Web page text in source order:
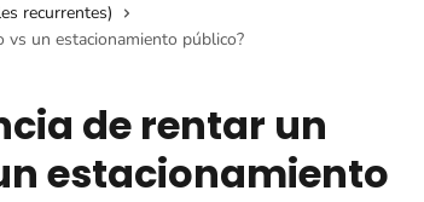
recurrentes)
vs un estacionamiento público?
de rentar un
estacionamiento